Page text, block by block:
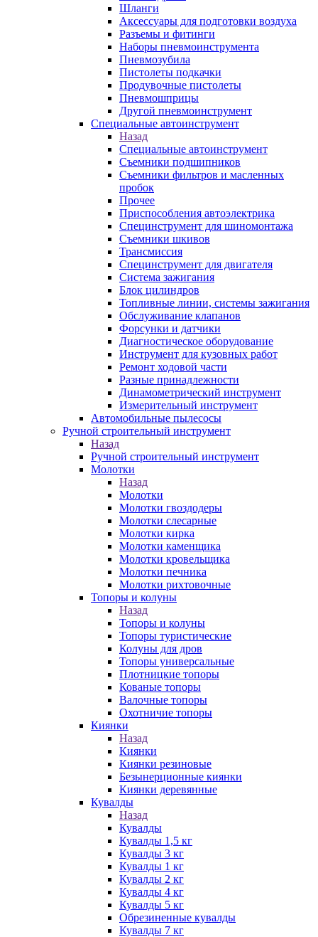
Шланги
Аксессуары для подготовки воздуха
Разъемы и фитинги
Наборы пневмоинструмента
Пневмозубила
Пистолеты подкачки
Продувочные пистолеты
Пневмошприцы
Другой пневмоинструмент
Специальные автоинструмент
Назад
Специальные автоинструмент
Съемники подшипников
Съемники фильтров и масленных
пробок
Прочее
Приспособления автоэлектрика
Специнструмент для шиномонтажа
Съемники шкивов
Трансмиссия
Специнструмент для двигателя
Система зажигания
Блок цилиндров
Топливные линии, системы зажигания
Обслуживание клапанов
Форсунки и датчики
Диагностическое оборудование
Инструмент для кузовных работ
Ремонт ходовой части
Разные принадлежности
Динамометрический инструмент
Измерительный инструмент
Автомобильные пылесосы
Ручной строительный инструмент
Назад
Ручной строительный инструмент
Молотки
Назад
Молотки
Молотки гвоздодеры
Молотки слесарные
Молотки кирка
Молотки каменщика
Молотки кровельщика
Молотки печника
Молотки рихтовочные
Топоры и колуны
Назад
Топоры и колуны
Топоры туристические
Колуны для дров
Топоры универсальные
Плотницкие топоры
Кованые топоры
Валочные топоры
Охотничие топоры
Киянки
Назад
Киянки
Киянки резиновые
Безынерционные киянки
Киянки деревянные
Кувалды
Назад
Кувалды
Кувалды 1,5 кг
Кувалды 3 кг
Кувалды 1 кг
Кувалды 2 кг
Кувалды 4 кг
Кувалды 5 кг
Обрезиненные кувалды
Кувалды 7 кг